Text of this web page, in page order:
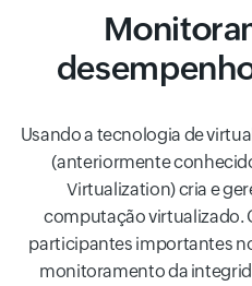
Usando a tecnologia de
(anteriormente
Virtualization) cria e
computação virtualizado.
participantes importantes
monitoramento da